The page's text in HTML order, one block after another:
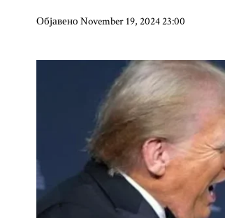
Објавено November 19, 2024 23:00